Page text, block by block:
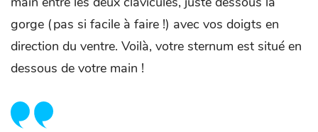
gorge (pas si facile à faire !) avec vos doigts en
direction du ventre. Voilà, votre sternum est situé en
dessous de votre main !